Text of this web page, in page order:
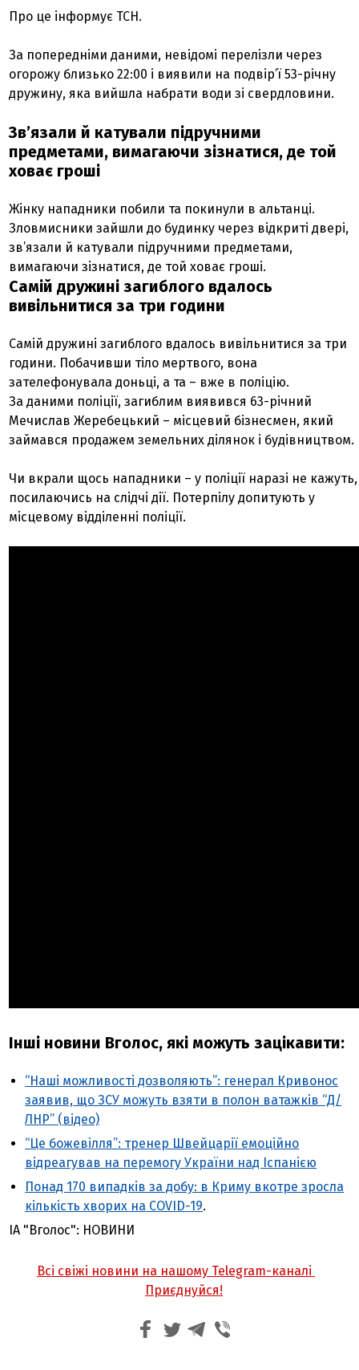
Про це інформує ТСН.
За попередніми даними, невідомі перелізли через
огорожу близько 22:00 і виявили на подвір’ї 53-річну
дружину, яка вийшла набрати води зі свердловини.
Зв’язали й катували підручними
предметами, вимагаючи зізнатися, де той
ховає гроші
Жінку нападники побили та покинули в альтанці.
Зловмисники зайшли до будинку через відкриті двері,
зв’язали й катували підручними предметами,
вимагаючи зізнатися, де той ховає гроші.
Самій дружині загиблого вдалось
вивільнитися за три години
Самій дружині загиблого вдалось вивільнитися за три
години. Побачивши тіло мертвого, вона
зателефонувала доньці, а та – вже в поліцію.
За даними поліції, загиблим виявився 63-річний
Мечислав Жеребецький – місцевий бізнесмен, який
займався продажем земельних ділянок і будівництвом.
Чи вкрали щось нападники – у поліції наразі не кажуть,
посилаючись на слідчі дії. Потерпілу допитують у
місцевому відділенні поліції.
Інші новини Вголос, які можуть зацікавити:
“Наші можливості дозволяють”: генерал Кривонос
заявив, що ЗСУ можуть взяти в полон ватажків “Д/
ЛНР” (відео)
“Це божевілля”: тренер Швейцарії емоційно
відреагував на перемогу України над Іспанією
Понад 170 випадків за добу: в Криму вкотре зросла
кількість хворих на COVID-19.
ІА "Вголос": НОВИНИ
Всі свіжі новини на нашому Telegram-каналі
Приєднуйся!